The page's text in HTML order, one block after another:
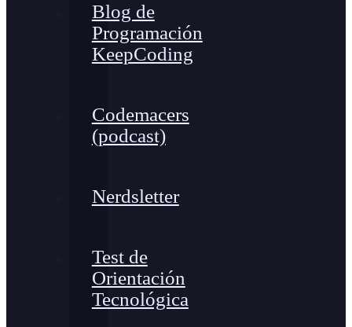
Blog de
Programación
KeepCoding
Codemacers
(podcast)
Nerdsletter
Test de
Orientación
Tecnológica